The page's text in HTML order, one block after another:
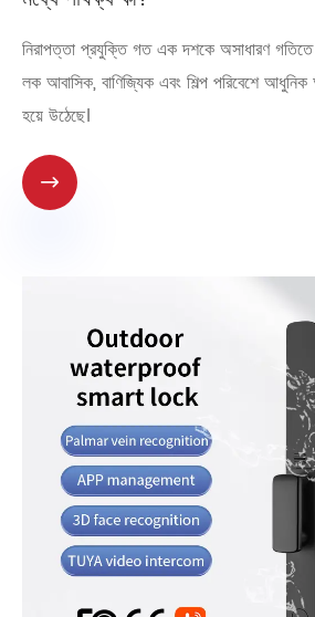
নিরাপত্তা প্রযুক্তি গত এক দশকে অসাধারণ
লক আবাসিক, বাণিজ্যিক এবং শিল্প পরিবেশে আধুনিক
হয়ে উঠেছে।
